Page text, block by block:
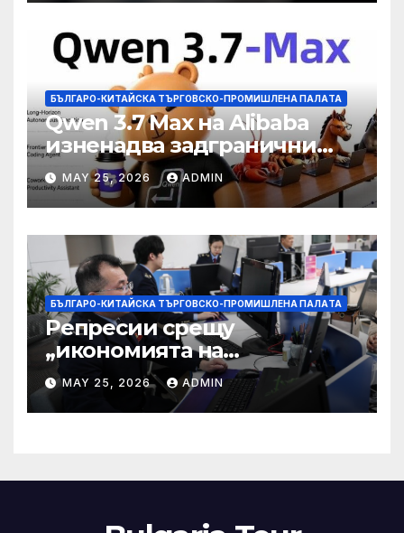
БЪЛГАРО-КИТАЙСКА ТЪРГОВСКО-ПРОМИШЛЕНА ПАЛAТА
Qwen 3.7 Max на Alibaba
изненадва задгранични
разработчици с 35-часово
автономно изпълнение на
задачи
MAY 25, 2026 ADMIN
БЪЛГАРО-КИТАЙСКА ТЪРГОВСКО-ПРОМИШЛЕНА ПАЛAТА
Репресии срещу
„икономията на
фактурирането“
MAY 25, 2026 ADMIN